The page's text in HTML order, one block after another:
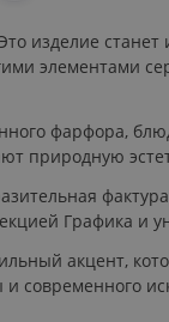
изделие
элементами
фарфора,
природную
Графика
акцент,
современного